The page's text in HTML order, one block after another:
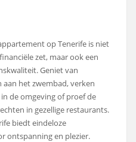
op Tenerife is niet
zet, maar ook een
Geniet van
het zwembad, verken
de omgeving of proef de
in gezellige restaurants.
biedt eindeloze
ontspanning en plezier.